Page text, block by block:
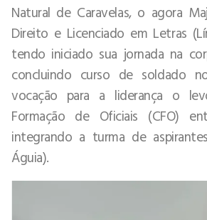
Natural de Caravelas, o agora
Direito e Licenciado em Letras
tendo iniciado sua jornada na
concluindo curso de soldado
vocação para a liderança o
Formação de Oficiais (CFO)
integrando a turma de
Águia).